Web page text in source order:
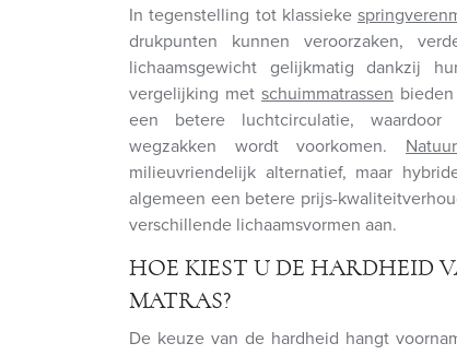
In tegenstelling tot klassieke
drukpunten kunnen veroorzaken,
lichaamsgewicht gelijkmatig dankzij
vergelijking met schuimmatrassen
een betere luchtcirculatie,
wegzakken wordt voorkomen.
milieuvriendelijk alternatief, maar
algemeen een betere prijs-
verschillende lichaamsvormen aan.
HOE KIEST U DE HARDHEID
MATRAS?
De keuze van de hardheid hangt